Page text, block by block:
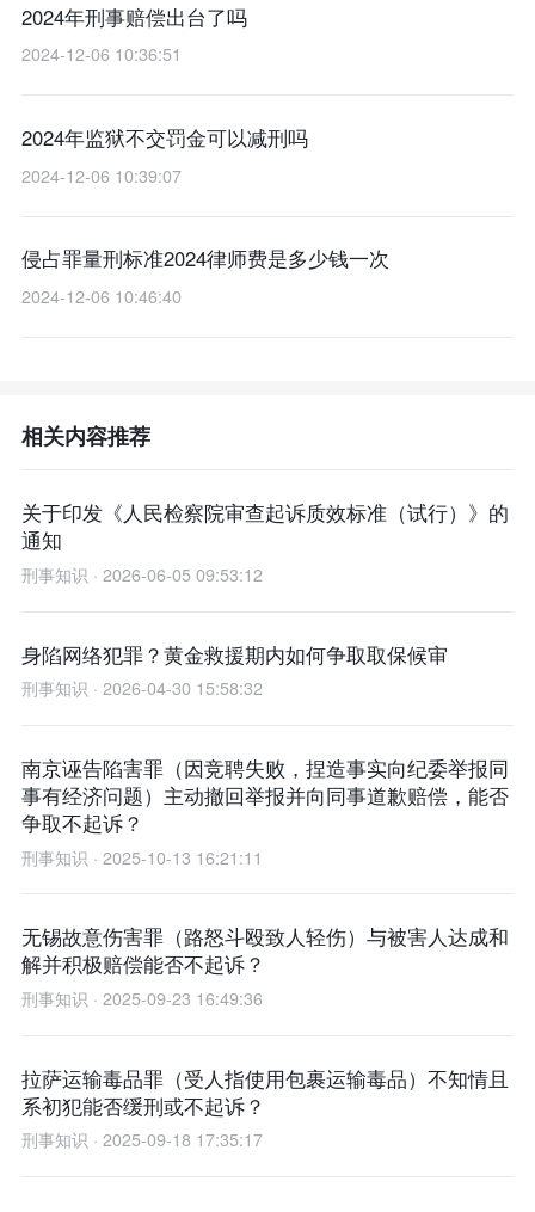
2024年刑事赔偿出台了吗
2024-12-06 10:36:51
2024年监狱不交罚金可以减刑吗
2024-12-06 10:39:07
侵占罪量刑标准2024律师费是多少钱一次
2024-12-06 10:46:40
相关内容推荐
关于印发《人民检察院审查起诉质效标准（试行）》的
通知
刑事知识 · 2026-06-05 09:53:12
身陷网络犯罪？黄金救援期内如何争取取保候审
刑事知识 · 2026-04-30 15:58:32
南京诬告陷害罪（因竞聘失败，捏造事实向纪委举报同
事有经济问题）主动撤回举报并向同事道歉赔偿，能否
争取不起诉？
刑事知识 · 2025-10-13 16:21:11
无锡故意伤害罪（路怒斗殴致人轻伤）与被害人达成和
解并积极赔偿能否不起诉？
刑事知识 · 2025-09-23 16:49:36
拉萨运输毒品罪（受人指使用包裹运输毒品）不知情且
系初犯能否缓刑或不起诉？
刑事知识 · 2025-09-18 17:35:17